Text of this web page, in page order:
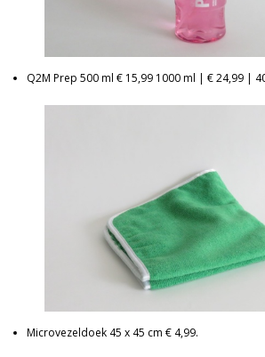
Q2M Prep 500 ml € 15,99 1000 ml | € 24,99 |
Microvezeldoek 45 x 45 cm € 4,99.